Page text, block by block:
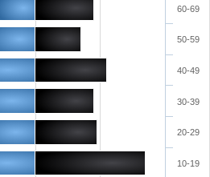
10-19
20-29
30-39
40-49
50-59
60-69